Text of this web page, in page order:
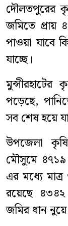
দৌলতপুরের
জমিতে
পাওয়া যাবে
যাচ্ছে।
পড়েছে,
সব শেষ হয়ে
উপজেলা
মৌসুমে ৪৭১৯
এর মধ্যে
রয়েছে ৪৩৪২
জমির ধান